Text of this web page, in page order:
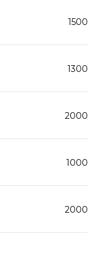
1500
1300
2000
1000
2000